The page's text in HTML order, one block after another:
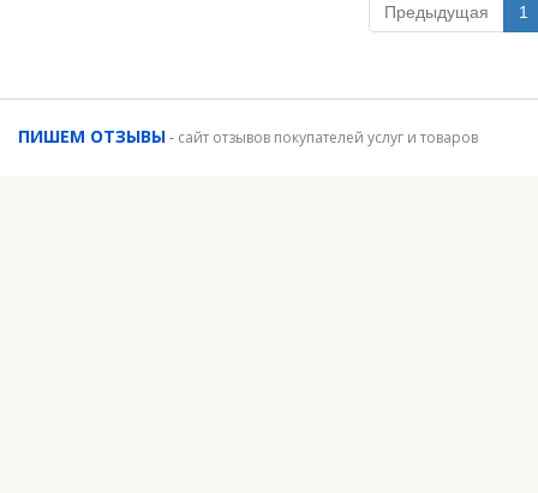
Предыдущая 1
ПИШЕМ ОТЗЫВЫ- сайт отзывов покупателей услуг и товаров